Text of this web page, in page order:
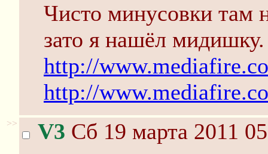
Чисто минусовки там
зато я нашёл мидишку.
http://
http://
>> V3 Сб 19 марта 2011